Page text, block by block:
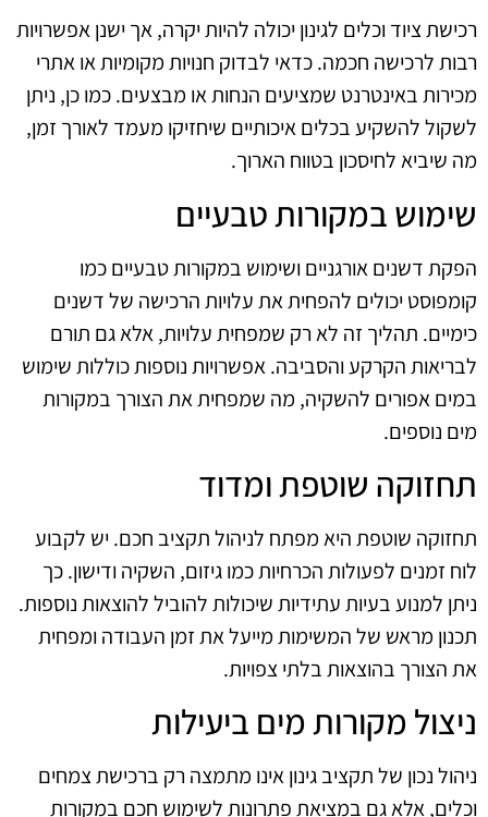
רכישת ציוד וכלים לגינון יכולה להיות יקרה, אך ישנן אפשרויות
רבות לרכישה חכמה. כדאי לבדוק חנויות מקומיות או אתרי
מכירות באינטרנט שמציעים הנחות או מבצעים. כמו כן, ניתן
לשקול להשקיע בכלים איכותיים שיחזיקו מעמד לאורך זמן,
מה שיביא לחיסכון בטווח הארוך.
שימוש במקורות טבעיים
הפקת דשנים אורגניים ושימוש במקורות טבעיים כמו
קומפוסט יכולים להפחית את עלויות הרכישה של דשנים
כימיים. תהליך זה לא רק שמפחית עלויות, אלא גם תורם
לבריאות הקרקע והסביבה. אפשרויות נוספות כוללות שימוש
במים אפורים להשקיה, מה שמפחית את הצורך במקורות
מים נוספים.
תחזוקה שוטפת ומדוד
תחזוקה שוטפת היא מפתח לניהול תקציב חכם. יש לקבוע
לוח זמנים לפעולות הכרחיות כמו גיזום, השקיה ודישון. כך
ניתן למנוע בעיות עתידיות שיכולות להוביל להוצאות נוספות.
תכנון מראש של המשימות מייעל את זמן העבודה ומפחית
את הצורך בהוצאות בלתי צפויות.
ניצול מקורות מים ביעילות
ניהול נכון של תקציב גינון אינו מתמצה רק ברכישת צמחים
וכלים, אלא גם במציאת פתרונות לשימוש חכם במקורות